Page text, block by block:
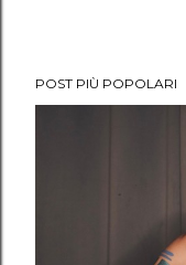
POST PIÙ POPOLARI